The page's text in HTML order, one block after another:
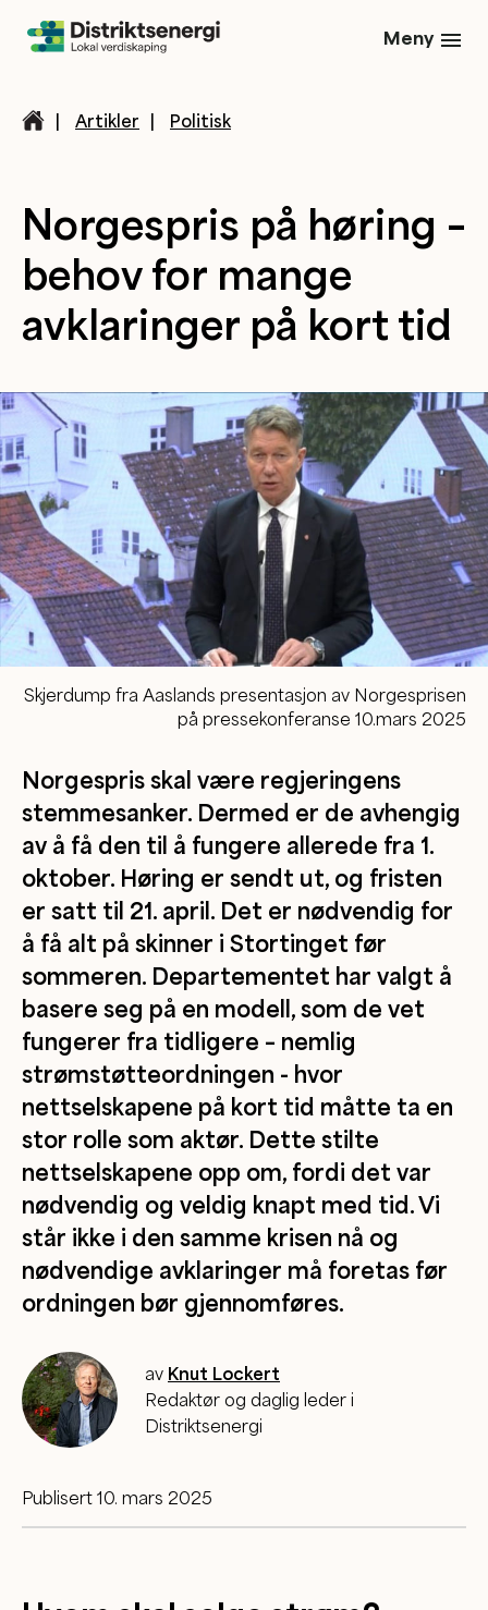
Meny
Artikler Politisk
Norgespris på høring –
behov for mange
avklaringer på kort tid
Skjerdump fra Aaslands presentasjon av Norgesprisen
på pressekonferanse 10.mars 2025
Norgespris skal være regjeringens
stemmesanker. Dermed er de avhengig
av å få den til å fungere allerede fra 1.
oktober. Høring er sendt ut, og fristen
er satt til 21. april. Det er nødvendig for
å få alt på skinner i Stortinget før
sommeren. Departementet har valgt å
basere seg på en modell, som de vet
fungerer fra tidligere – nemlig
strømstøtteordningen - hvor
nettselskapene på kort tid måtte ta en
stor rolle som aktør. Dette stilte
nettselskapene opp om, fordi det var
nødvendig og veldig knapt med tid. Vi
står ikke i den samme krisen nå og
nødvendige avklaringer må foretas før
ordningen bør gjennomføres.
av Knut Lockert
Redaktør og daglig leder i
Distriktsenergi
Publisert 10. mars 2025